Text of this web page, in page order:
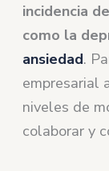
incidencia
como la
ansiedad.
empresarial
niveles de
colaborar y